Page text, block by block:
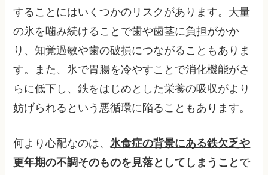
することにはいくつかのリスクがあります。大量
の氷を噛み続けることで歯や歯茎に負担がかか
り、知覚過敏や歯の破損につながることもありま
す。また、氷で胃腸を冷やすことで消化機能がさ
らに低下し、鉄をはじめとした栄養の吸収がより
妨げられるという悪循環に陥ることもあります。
何より心配なのは、氷食症の背景にある鉄欠乏や
更年期の不調そのものを見落としてしまうこと で